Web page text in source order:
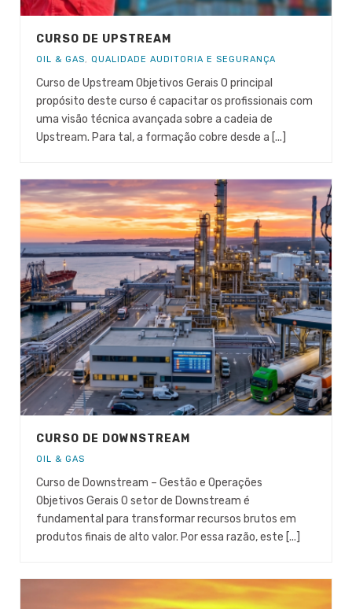
CURSO DE UPSTREAM
OIL & GAS, QUALIDADE AUDITORIA E SEGURANÇA
Curso de Upstream Objetivos Gerais O principal
propósito deste curso é capacitar os profissionais com
uma visão técnica avançada sobre a cadeia de
Upstream. Para tal, a formação cobre desde a [...]
CURSO DE DOWNSTREAM
OIL & GAS
Curso de Downstream – Gestão e Operações
Objetivos Gerais O setor de Downstream é
fundamental para transformar recursos brutos em
produtos finais de alto valor. Por essa razão, este [...]